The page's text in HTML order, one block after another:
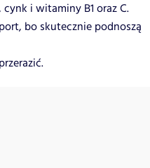
i witaminy B1 oraz C.
bo skutecznie podnoszą